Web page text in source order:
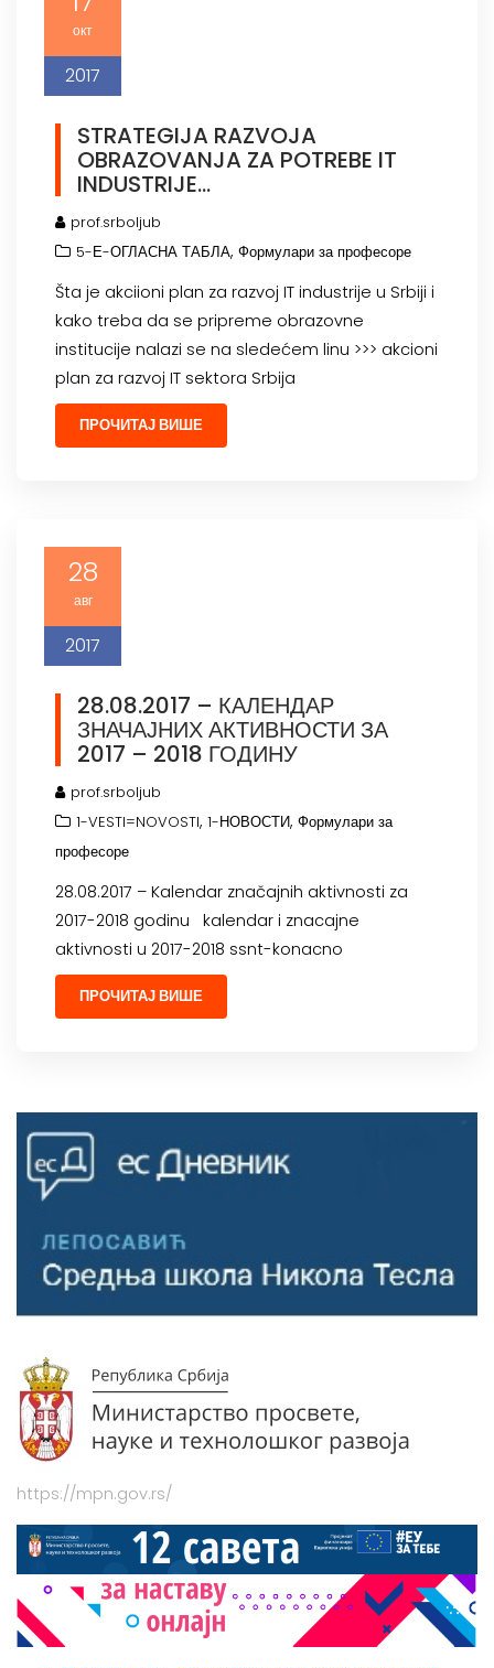
окт
2017
STRATEGIJA RAZVOJA
OBRAZOVANJA ZA POTREBE IT
INDUSTRIJE…
prof.srboljub
5-Е-ОГЛАСНА ТАБЛА, Формулари за професоре
Šta je akciioni plan za razvoj IT industrije u Srbiji i
kako treba da se pripreme obrazovne
institucije nalazi se na sledećem linu >>> akcioni
plan za razvoj IT sektora Srbija
ПРОЧИТАЈ ВИШЕ
28
авг
2017
28.08.2017 – КАЛЕНДАР
ЗНАЧАЈНИХ АКТИВНОСТИ ЗА
2017 – 2018 ГОДИНУ
prof.srboljub
1-VESTI=NOVOSTI, 1-НОВОСТИ, Формулари за
професоре
28.08.2017 – Kalendar značajnih aktivnosti za
2017-2018 godinu kalendar i znacajne
aktivnosti u 2017-2018 ssnt-konacno
ПРОЧИТАЈ ВИШЕ
https://mpn.gov.rs/